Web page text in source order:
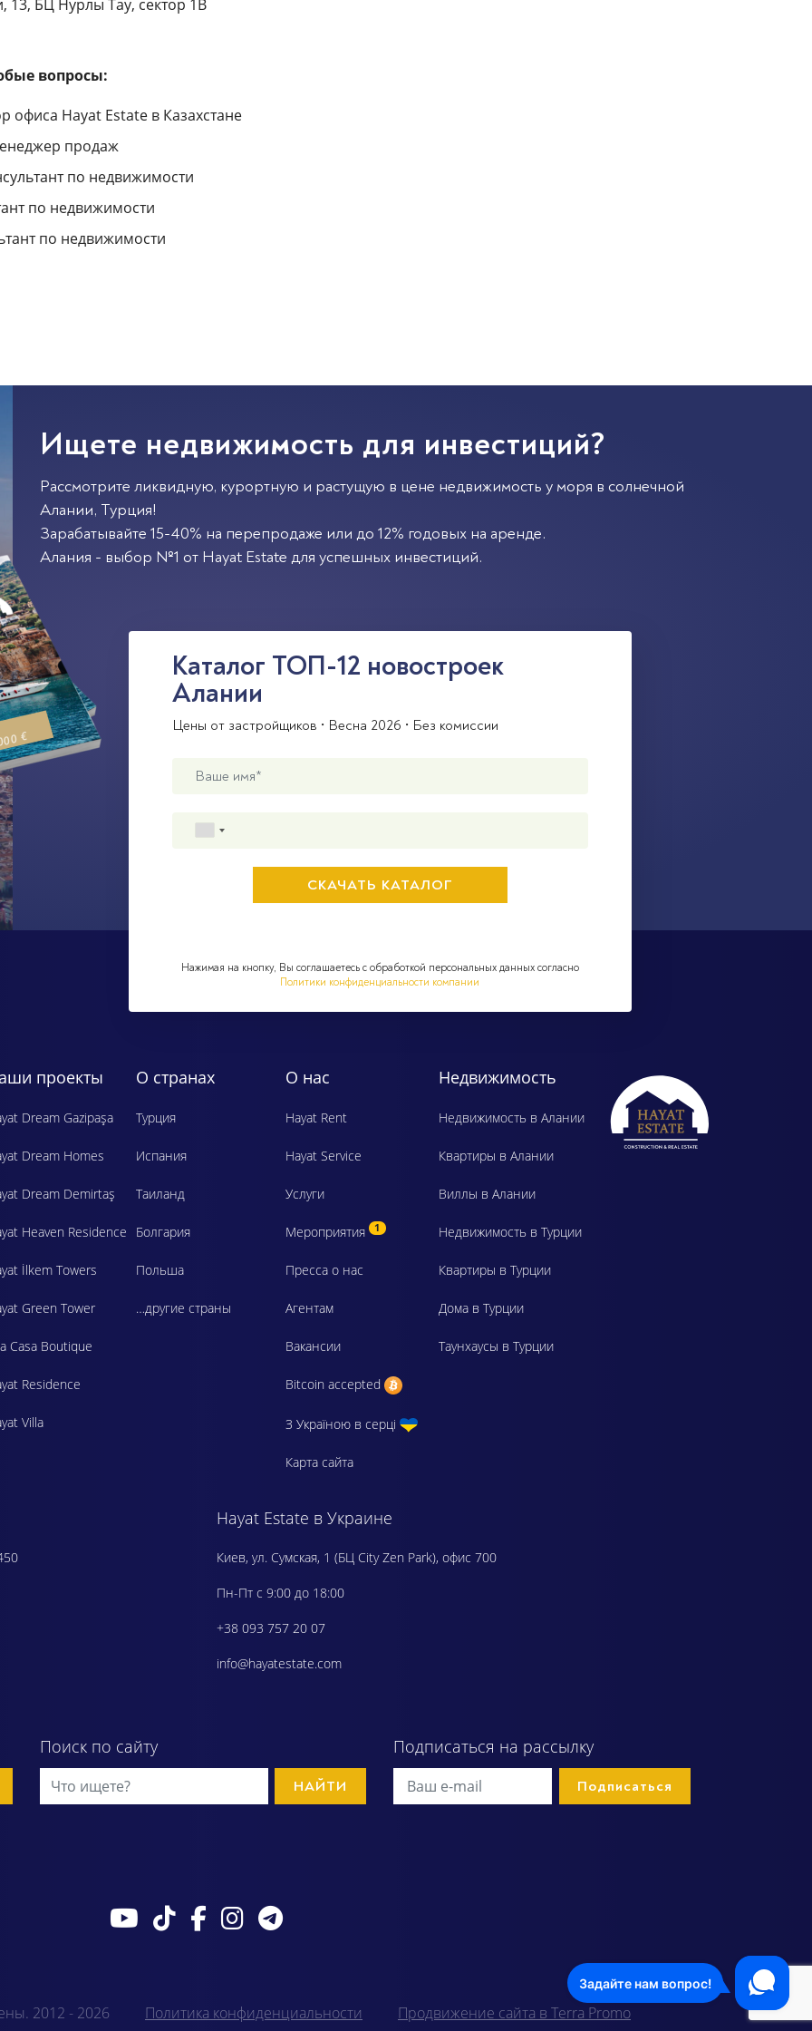
13, БЦ Нурлы Тау, сектор 1В
вопросы:
офиса Hayat Estate в Казахстане
продаж
по недвижимости
по недвижимости
по недвижимости
Ищете недвижимость для инвестиций?
Рассмотрите ликвидную, курортную и растущую в цене недвижимость у моря в солнечной
Алании, Турция!
Зарабатывайте 15-40% на перепродаже или до 12% годовых на аренде.
Алания - выбор №1 от Hayat Estate для успешных инвестиций.
Каталог ТОП-12 новостроек
Алании
Цены от застройщиков • Весна 2026 • Без комиссии
Нажимая на кнопку, Вы соглашаетесь с обработкой персональных данных согласно
Политики конфиденциальности компании
€
проекты
Dream Gazipaşa
Dream Homes
Dream Demirtaş
Heaven Residence
İlkem Towers
Green Tower
Casa Boutique
Residence
Villa
О странах
Турция
Испания
Таиланд
Болгария
Польша
…другие страны
О нас
Hayat Rent
Hayat Service
Услуги
Мероприятия 1
Пресса о нас
Агентам
Вакансии
Bitcoin accepted
З Україною в серці
Карта сайта
Недвижимость
Недвижимость в Алании
Квартиры в Алании
Виллы в Алании
Недвижимость в Турции
Квартиры в Турции
Дома в Турции
Таунхаусы в Турции
Hayat Estate в Украине
Киев, ул. Сумская, 1 (БЦ City Zen Park), офис 700
Пн-Пт с 9:00 до 18:00
+38 093 757 20 07
info@hayatestate.com
Поиск по сайту
НАЙТИ
Подписаться на рассылку
2012 - 2026 Политика конфиденциальности Продвижение сайта в Terra Promo